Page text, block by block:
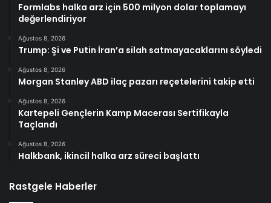
Formlabs halka arz için 500 milyon dolar toplamayı
değerlendiriyor
Ağustos 8, 2026
Trump: Şi ve Putin İran’a silah satmayacaklarını söyledi
Ağustos 8, 2026
Morgan Stanley ABD ilaç pazarı reçetelerini takip etti
Ağustos 8, 2026
Kartepeli Gençlerin Kamp Macerası Sertifikayla
Taçlandı
Ağustos 8, 2026
Halkbank, ikincil halka arz süreci başlattı
Rastgele Haberler